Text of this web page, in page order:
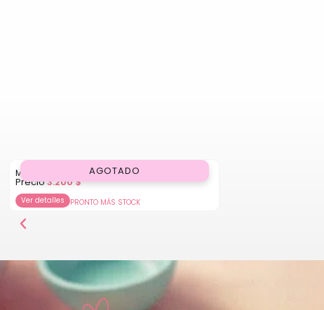
AGOTADO
Molde de Silicona para Queque
Precio3.200$
Ver detalles PRONTO MÁS STOCK